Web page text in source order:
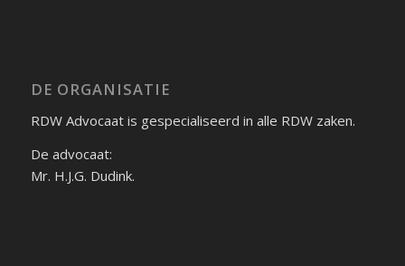
DE ORGANISATIE
RDW Advocaat is gespecialiseerd in alle RDW zaken.
De advocaat:
Mr. H.J.G. Dudink.